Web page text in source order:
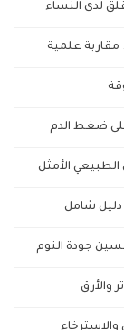
لدى النساء
مقاربة علمية
على ضغط الدم
الأمثل
دليل شامل
جودة النوم
والأرق